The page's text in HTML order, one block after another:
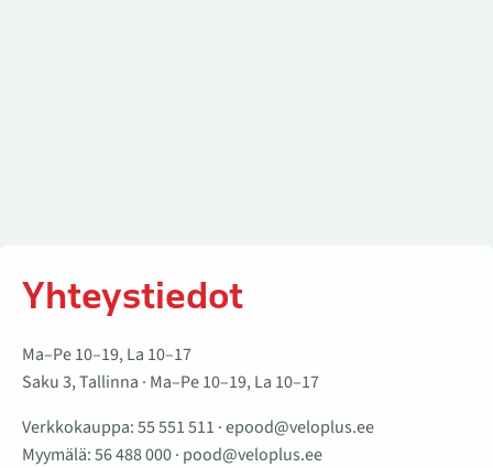
Yhteystiedot
Ma–Pe 10–19, La 10–17
Saku 3, Tallinna · Ma–Pe 10–19, La 10–17
Verkkokauppa:55 551 511 ·epood@veloplus.ee
Myymälä:56 488 000· pood@veloplus.ee